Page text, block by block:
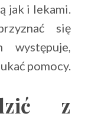
jak i lekami.
się
występuje,
pomocy.
z